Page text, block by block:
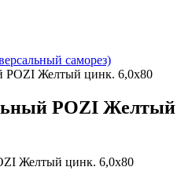
саморез)
POZI Желтый цинк. 6,0х80
POZI Желтый